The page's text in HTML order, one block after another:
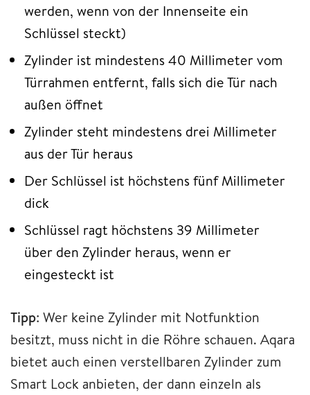
werden, wenn von der Innenseite ein
Schlüssel steckt)
Zylinder ist mindestens 40 Millimeter vom
Türrahmen entfernt, falls sich die Tür nach
außen öffnet
Zylinder steht mindestens drei Millimeter
aus der Tür heraus
Der Schlüssel ist höchstens fünf Millimeter
dick
Schlüssel ragt höchstens 39 Millimeter
über den Zylinder heraus, wenn er
eingesteckt ist
Tipp: Wer keine Zylinder mit Notfunktion
besitzt, muss nicht in die Röhre schauen. Aqara
bietet auch einen verstellbaren Zylinder zum
Smart Lock anbieten, der dann einzeln als